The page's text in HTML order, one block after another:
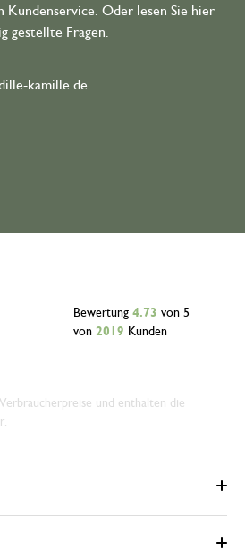
Kundenservice. Oder lesen Sie hier
gestellte Fragen
kamille.de
Bewertung 4.73 von 5
von 2019 Kunden
und enthalten die